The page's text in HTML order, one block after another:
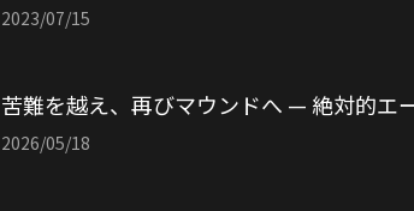
2023/07/15
苦難を越え、再びマウンドへ — 絶対的エ
2026/05/18